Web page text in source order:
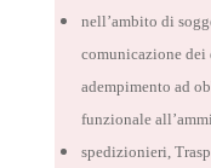
nell’ambito di
comunicazione dei
adempimento ad
funzionale
spedizionieri,